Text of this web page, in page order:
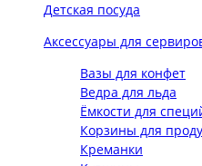
Детская посуда
Аксессуары для
Вазы для конфет
Ведра для льда
Ёмкости для
Корзины для
Креманки